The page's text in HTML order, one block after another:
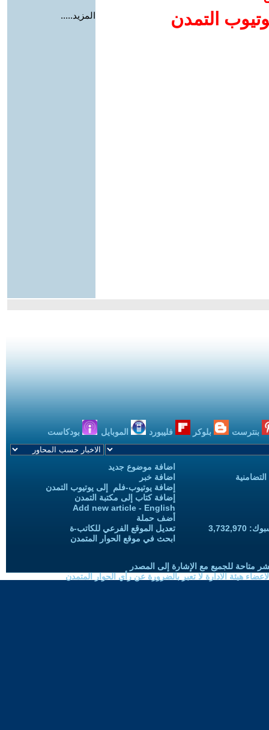
التمدن
المزيد.....
بنترست بلوكر فليبورد الموبايل بودكاست
اضافة موضوع جديد
اضافة خبر
إضافة يوتيوب-فلم إلى يوتيوب التمدن
إضافة كتاب إلى مكتبة التمدن
Add new article - English
أضف حملة
تعديل الموقع الفرعي للكاتب-ة
ابحث في موقع الحوار المتمدن
متاحة للجميع مع الإشارة إلى المصدر
هيئة الادارة لا تعبر بالضرورة عن رأي الحوار المتمدن